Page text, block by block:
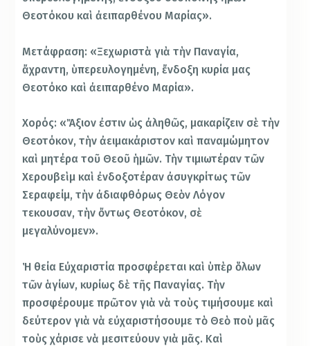
Θεοτόκου καὶ ἀειπαρθένου Μαρίας».
Μετάφραση: «Ξεχωριστὰ γιὰ τὴν Παναγία,
ἄχραντη, ὑπερευλογημένη, ἔνδοξη κυρία μας
Θεοτόκο καὶ ἀειπαρθένο Μαρία».
Χορός: «Ἄξιον ἐστιν ὡς ἀληθῶς, μακαρίζειν σὲ τὴν
Θεοτόκον, τὴν ἀειμακάριστον καὶ παναμώμητον
καὶ μητέρα τοῦ Θεοῦ ἡμῶν. Τὴν τιμιωτέραν τῶν
Χερουβεὶμ καὶ ἐνδοξοτέραν ἀσυγκρίτως τῶν
Σεραφείμ, τὴν ἀδιαφθόρως Θεὸν Λόγον
τεκουσαν, τὴν ὄντως Θεοτόκον, σὲ
μεγαλύνομεν».
Ἡ θεία Εὐχαριστία προσφέρεται καὶ ὑπὲρ ὅλων
τῶν ἁγίων, κυρίως δὲ τῆς Παναγίας. Τὴν
προσφέρουμε πρῶτον γιὰ νὰ τοὺς τιμήσουμε καὶ
δεύτερον γιὰ νὰ εὐχαριστήσουμε τὸ Θεὸ ποὺ μᾶς
τοὺς χάρισε νὰ μεσιτεύουν γιὰ μᾶς. Καὶ